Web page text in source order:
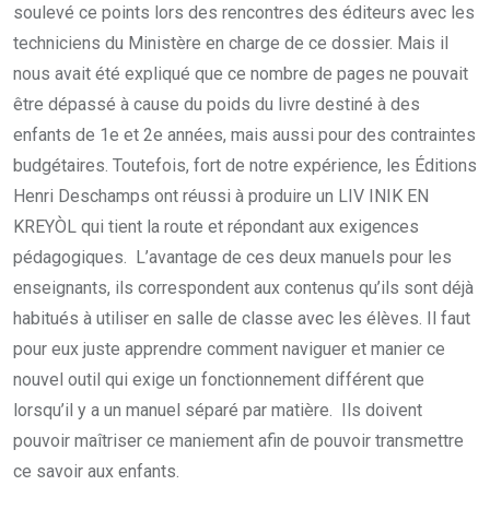
soulevé ce points lors des rencontres des éditeurs avec les
techniciens du Ministère en charge de ce dossier. Mais il
nous avait été expliqué que ce nombre de pages ne pouvait
être dépassé à cause du poids du livre destiné à des
enfants de 1e et 2e années, mais aussi pour des contraintes
budgétaires. Toutefois, fort de notre expérience, les Éditions
Henri Deschamps ont réussi à produire un LIV INIK EN
KREYÒL qui tient la route et répondant aux exigences
pédagogiques. L’avantage de ces deux manuels pour les
enseignants, ils correspondent aux contenus qu’ils sont déjà
habitués à utiliser en salle de classe avec les élèves. Il faut
pour eux juste apprendre comment naviguer et manier ce
nouvel outil qui exige un fonctionnement différent que
lorsqu’il y a un manuel séparé par matière. Ils doivent
pouvoir maîtriser ce maniement afin de pouvoir transmettre
ce savoir aux enfants.